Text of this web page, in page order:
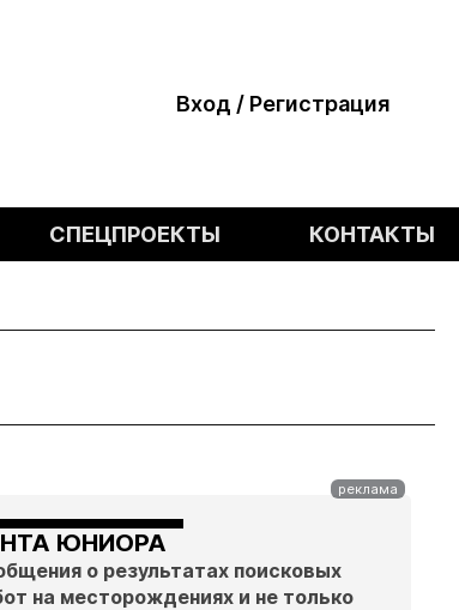
Вход / Регистрация
СПЕЦПРОЕКТЫ КОНТАКТЫ
ЮНИОРА
о результатах поисковых
на месторождениях и не только